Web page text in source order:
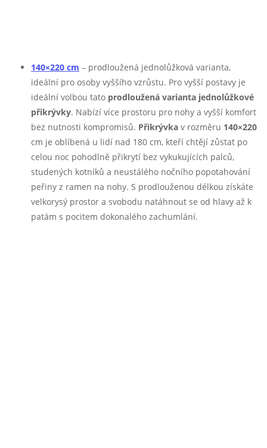
140×220 cm – prodloužená jednolůžková varianta,
ideální pro osoby vyššího vzrůstu. Pro vyšší postavy je
ideální volbou tato prodloužená varianta jednolůžkové
přikrývky. Nabízí více prostoru pro nohy a vyšší komfort
bez nutnosti kompromisů. Přikrývka v rozměru 140×220
cm je oblíbená u lidí nad 180 cm, kteří chtějí zůstat po
celou noc pohodlně přikrytí bez vykukujících palců,
studených kotníků a neustálého nočního popotahování
peřiny z ramen na nohy. S prodlouženou délkou získáte
velkorysý prostor a svobodu natáhnout se od hlavy až k
patám s pocitem dokonalého zachumlání.